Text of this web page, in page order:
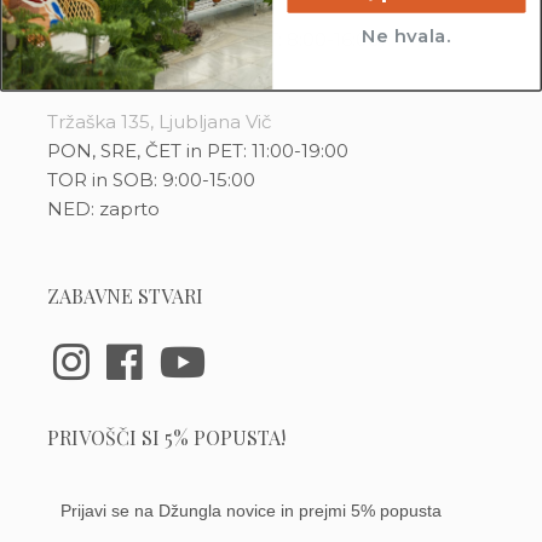
T:070 724 385(PON-PET: 8:00-16:00)
E:info@dzungla-plants.com
Tržaška 135, Ljubljana Vič
PON, SRE, ČET in PET: 11:00-19:00
TOR in SOB: 9:00-15:00
NED: zaprto
ZABAVNE STVARI
PRIVOŠČI SI 5% POPUSTA!
Prijavi se na Džungla novice in prejmi 5% popusta
€
Dodaj v košarico
Preberi prispevek
Ne hvala.